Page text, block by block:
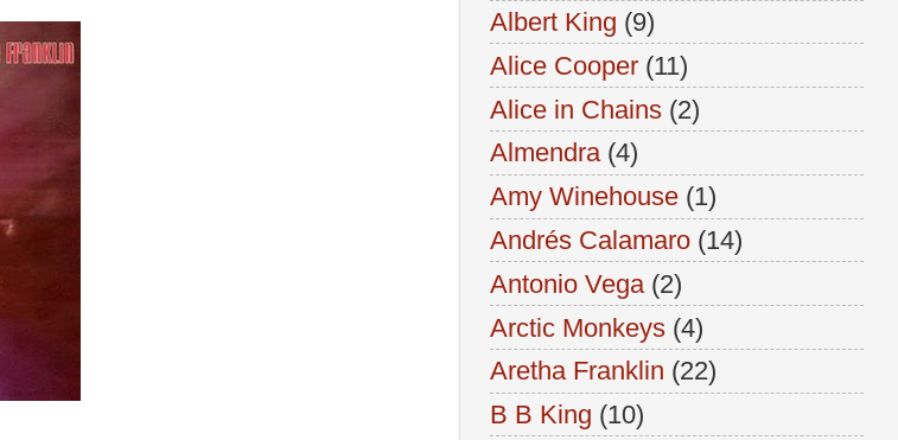
Albert King (9)
Alice Cooper (11)
Alice in Chains (2)
Almendra (4)
Amy Winehouse (1)
Andrés Calamaro (14)
Antonio Vega (2)
Arctic Monkeys (4)
Aretha Franklin (22)
B B King (10)